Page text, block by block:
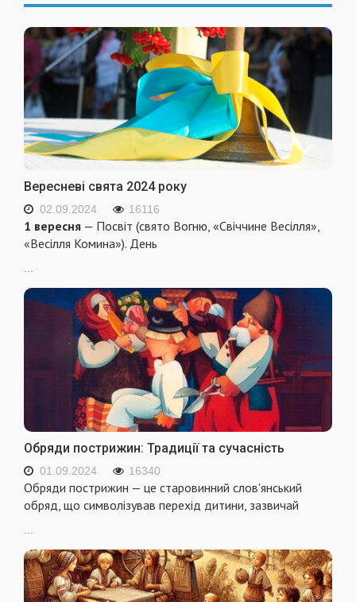
Вересневі свята 2024 року
02.09.2024 16116
1 вересня — Посвіт (свято Вогню, «Свіччине Весілля»,
«Весілля Комина»). День
...
Обряди пострижин: Традиції та сучасність
01.09.2024 16340
Обряди пострижин — це старовинний слов'янський
обряд, що символізував перехід дитини, зазвичай